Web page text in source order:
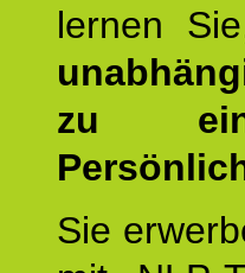
lernen
zu
Sie